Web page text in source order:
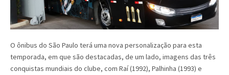
O ônibus do São Paulo terá uma nova personalização para esta
temporada, em que são destacadas, de um lado, imagens das três
conquistas mundiais do clube, com Raí (1992), Palhinha (1993) e